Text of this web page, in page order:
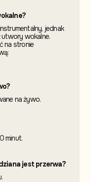
jednak
wokalne.
na stronie
na żywo.
minut.
jest przerwa?